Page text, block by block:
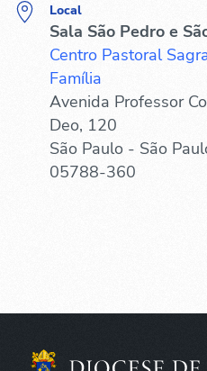
Local
Sala São Pedro e
Centro Pastoral
Família
Avenida Professor
Deo, 120
São Paulo - São
05788-360